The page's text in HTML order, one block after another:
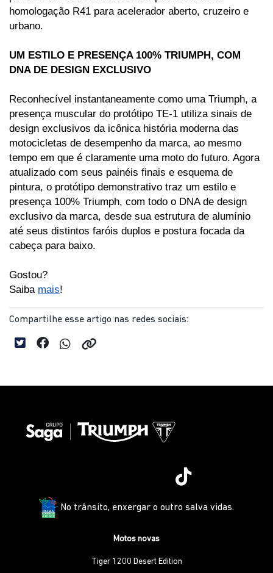
homologação R41 para acelerador aberto, cruzeiro e
urbano.
UM ESTILO E PRESENÇA 100% TRIUMPH, COM
DNA DE DESIGN EXCLUSIVO
Reconhecível instantaneamente como uma Triumph, a
presença muscular do protótipo TE-1 utiliza sinais de
design exclusivos da icônica história moderna das
motocicletas de desempenho da marca, ao mesmo
tempo em que é claramente uma moto do futuro. Agora
atualizado com seus painéis finais e esquema de
pintura, o protótipo demonstrativo traz um estilo e
presença 100% Triumph, com todo o DNA de design
exclusivo da marca, desde sua estrutura de alumínio
até seus distintos faróis duplos e postura focada da
cabeça para baixo.
Gostou?
Saiba mais!
Compartilhe esse artigo nas redes sociais:
No trânsito, enxergar o outro salva vidas.
Motos novas
Tiger 1200 Desert Edition